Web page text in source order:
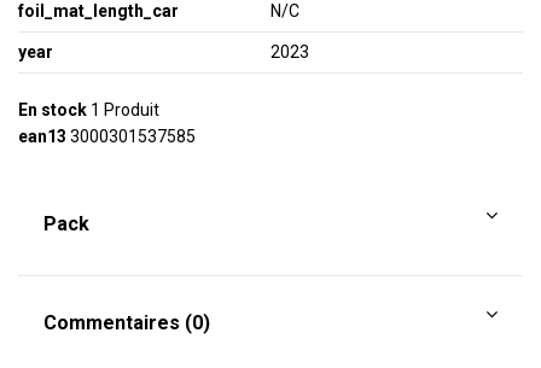
foil_mat_length_car N/C
year 2023
En stock 1 Produit
ean13 3000301537585
Pack
Commentaires (0)